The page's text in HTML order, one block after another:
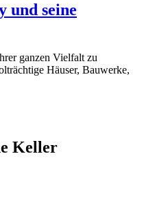
und seine
ganzen Vielfalt zu
Häuser, Bauwerke,
Keller